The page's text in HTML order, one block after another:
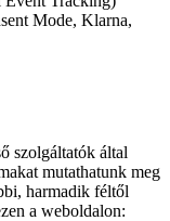
Mode, Klarna,
szolgáltatók által
mutathatunk meg
harmadik féltől
a weboldalon: